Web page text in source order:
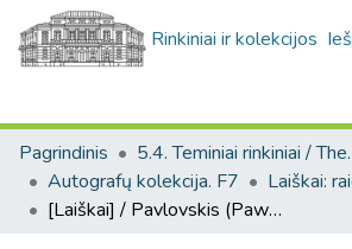
Rinkiniai ir kolekcijos
Pagrindinis
5.4.
Autografų kolekcija. F7
[Laiškai] / Pavlovskis (Pawłowski) J., kunigas - Adomui Zavadskiui.